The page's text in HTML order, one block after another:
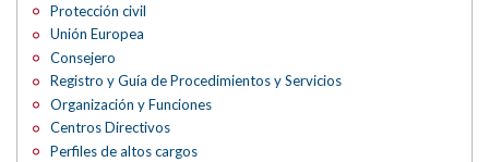
Protección civil
Unión Europea
Consejero
Registro y Guía de Procedimientos y Servicios
Organización y Funciones
Centros Directivos
Perfiles de altos cargos